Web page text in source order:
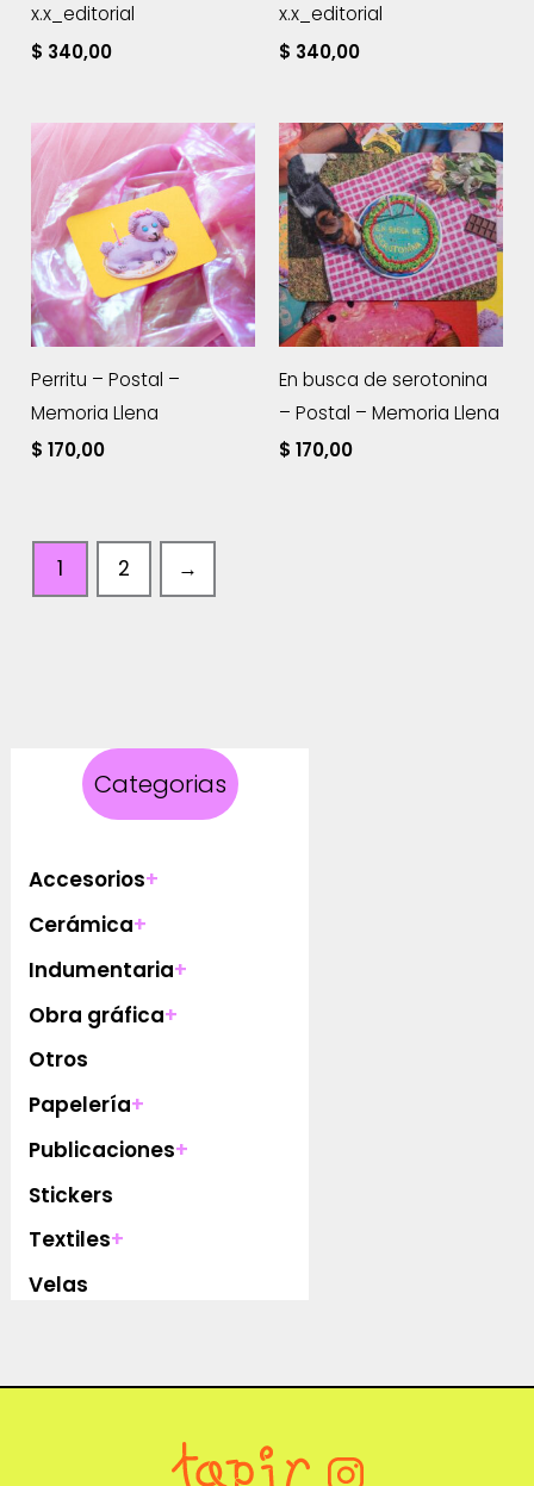
Categorias
Accesorios+
Cerámica+
Indumentaria+
Obra gráfica+
Otros
Papelería+
Publicaciones+
Stickers
Textiles+
Velas
x.x_editorial
$ 340,00
x.x_editorial
$ 340,00
Perritu – Postal –
Memoria Llena
$ 170,00
En busca de serotonina
– Postal – Memoria Llena
$ 170,00
1 2 →